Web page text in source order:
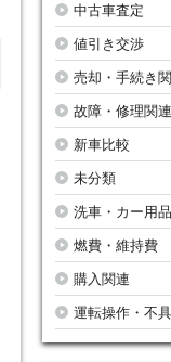
中古車査定
値引き交渉
売却・手続き
故障・修理関連
新車比較
未分類
洗車・カー用品
燃費・維持費
購入関連
運転操作・不